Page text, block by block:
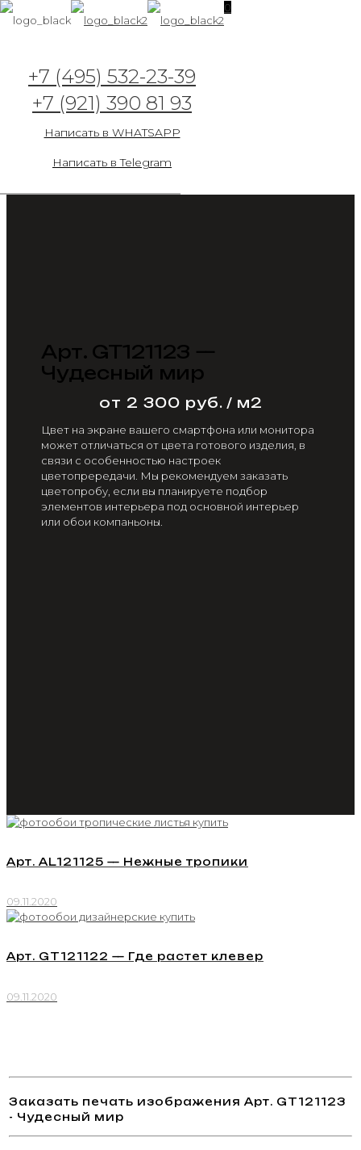
+7 (495) 532-23-39
+7 (921) 390 81 93
Написать в WHATSAPP
Написать в Telegram
0
Арт. GT121123 —
Чудесный мир
от 2 300 руб. / м2
Цвет на экране вашего смартфона или монитора
может отличаться от цвета готового изделия, в
связи с особенностью настроек
цветопрередачи. Мы рекомендуем заказать
цветопробу, если вы планируете подбор
элементов интерьера под основной интерьер
или обои компаньоны.
Арт. AL121125 — Нежные тропики
09.11.2020
Арт. GT121122 — Где растет клевер
09.11.2020
Заказать печать изображения Арт. GT121123
- Чудесный мир